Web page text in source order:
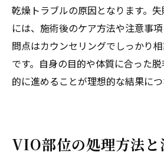
乾燥トラブルの原因となります。
には、施術後のケア方法や注意事
問点はカウンセリングでしっかり
です。自身の目的や体質に合った
的に進めることが理想的な結果につ
VIO部位の処理方法と